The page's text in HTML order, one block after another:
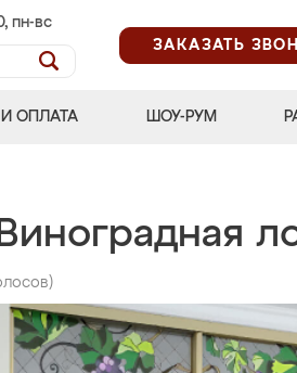
пн-вс
ЗАКАЗАТЬ
ОПЛАТА ШОУ-РУМ